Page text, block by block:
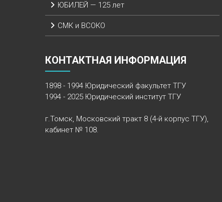
ЮБИЛЕЙ — 125 лет
СМК и ВСОКО
КОНТАКТНАЯ ИНФОРМАЦИЯ
1898 - 1994 Юридический факультет ТГУ
1994 - 2025 Юридический институт ТГУ
г.Томск, Московский тракт 8 (4-й корпус ТГУ),
кабинет № 108.